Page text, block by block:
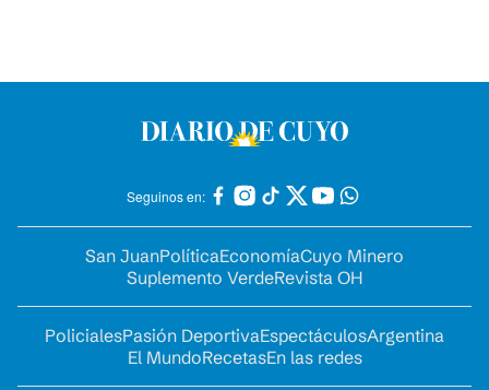
Seguinos en:
San JuanPolíticaEconomíaCuyo Minero
Suplemento VerdeRevista OH
PolicialesPasión DeportivaEspectáculosArgentina
El MundoRecetasEn las redes